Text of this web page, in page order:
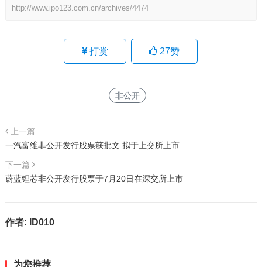
http://www.ipo123.com.cn/archives/4474
打赏 27赞
非公开
上一篇
一汽富维非公开发行股票获批文 拟于上交所上市
下一篇
蔚蓝锂芯非公开发行股票于7月20日在深交所上市
作者: ID010
为您推荐